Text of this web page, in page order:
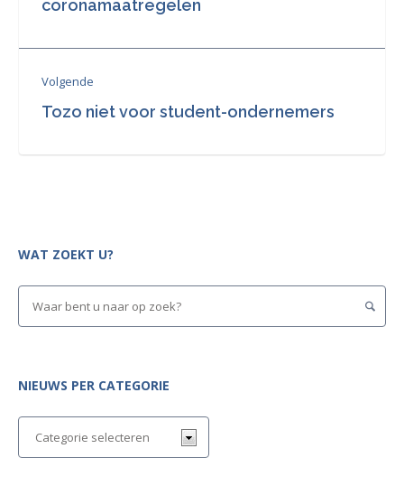
coronamaatregelen
Volgende
Tozo niet voor student-ondernemers
WAT ZOEKT U?
NIEUWS PER CATEGORIE